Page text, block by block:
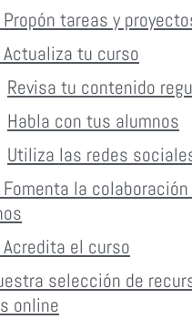
tareas y
tu curso
Revisa tu contenido
Habla con tus alumnos
Utiliza las redes
la
el curso
selección de
online